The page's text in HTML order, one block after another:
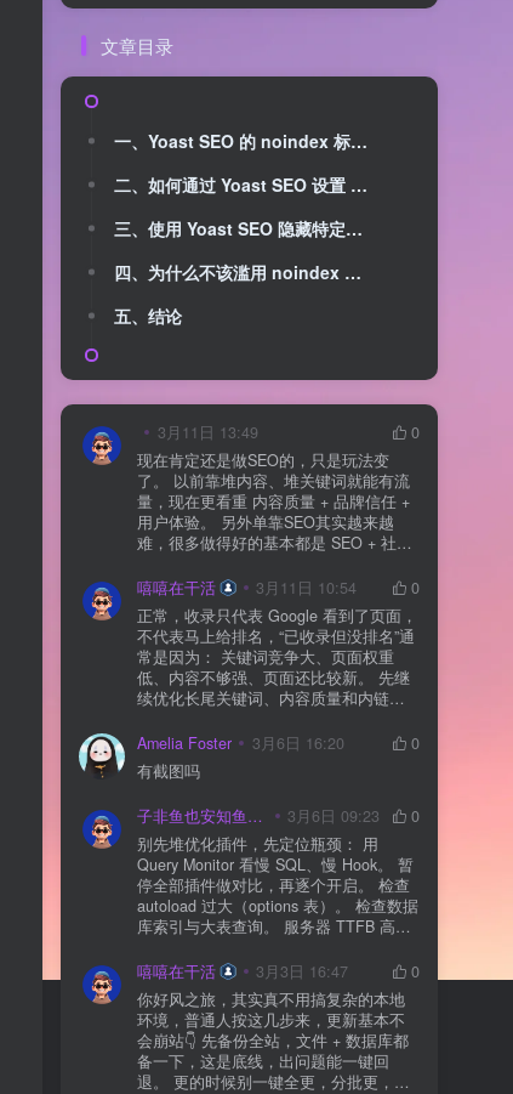
文章目录
一、Yoast SEO 的 noindex 标签概述
二、如何通过 Yoast SEO 设置 noindex 标签
三、使用 Yoast SEO 隐藏特定页面和内容
四、为什么不该滥用 noindex 标签
五、结论
3月11日 13:49
0
现在肯定还是做SEO的，只是玩法变
了。 以前靠堆内容、堆关键词就能有流
量，现在更看重 内容质量 + 品牌信任 +
用户体验。 另外单靠SEO其实越来越
难，很多做得好的基本都是 SEO + 社媒
质还是一个长期获客渠道，但不能再当
成唯一渠道了。
嘻嘻在干活 3月11日 10:54
0
正常，收录只代表 Google 看到了页面，
不代表马上给排名，“已收录但没排名”通
常是因为： 关键词竞争大、页面权重
低、内容不够强、页面还比较新。 先继
续优化长尾关键词、内容质量和内链，
Amelia Foster
3月6日 16:20
0
有截图吗
子非鱼也安知鱼之乐 3月6日 09:23
0
别先堆优化插件，先定位瓶颈： 用
Query Monitor 看慢 SQL、慢 Hook。 暂
停全部插件做对比，再逐个开启。 检查
autoload 过大（options 表）。 检查数据
库索引与大表查询。 服务器 TTFB 高就
嘻嘻在干活
3月3日 16:47
0
你好风之旅，其实真不用搞复杂的本地
环境，普通人按这几步来，更新基本不
会崩站👇 先备份全站，文件 + 数据库都
备一下，这是底线，出问题能一键回
退。 更的时候别一键全更，分批更，先